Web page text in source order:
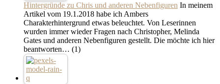
Hintergründe zu Chris und anderen Nebenfiguren In meinem
Artikel vom 19.1.2018 habe ich Ambers
Charakterhintergrund etwas beleuchtet. Von Leserinnen
wurden immer wieder Fragen nach Christopher, Melinda
Gates und anderen Nebenfiguren gestellt. Die möchte ich hier
beantworten… (1)